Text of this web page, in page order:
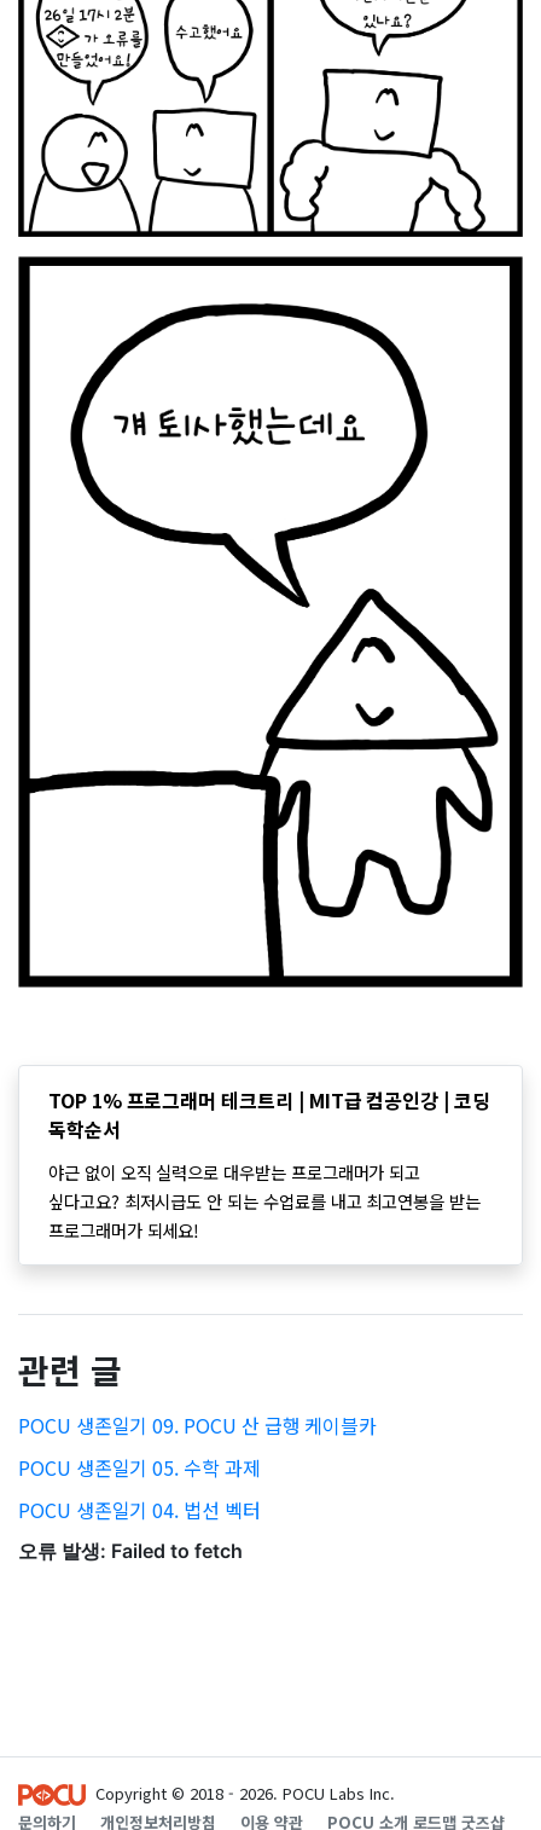
TOP 1% 프로그래머 테크트리 | MIT급 컴공인강 | 코딩
독학순서
야근 없이 오직 실력으로 대우받는 프로그래머가 되고
싶다고요? 최저시급도 안 되는 수업료를 내고 최고연봉을 받는
프로그래머가 되세요!
관련 글
POCU 생존일기 09. POCU 산 급행 케이블카
POCU 생존일기 05. 수학 과제
POCU 생존일기 04. 법선 벡터
Copyright © 2018 - 2026. POCU Labs Inc.
문의하기
개인정보처리방침 이용 약관 POCU 소개 로드맵 굿즈샵